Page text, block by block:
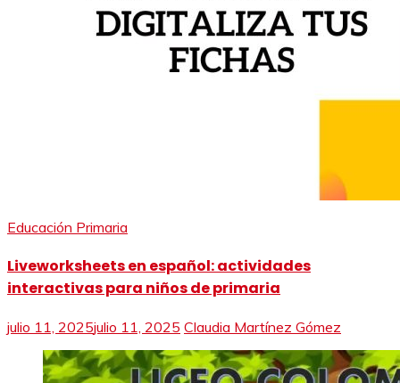
Educación Primaria
Liveworksheets en español: actividades
interactivas para niños de primaria
julio 11, 2025julio 11, 2025 Claudia Martínez Gómez